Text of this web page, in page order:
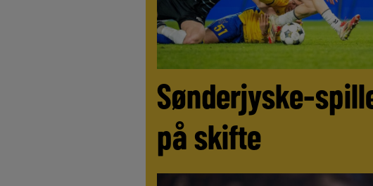
Sønderjyske-
på skifte